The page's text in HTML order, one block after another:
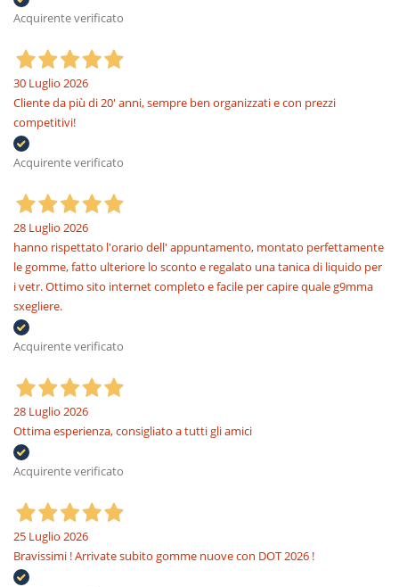
Acquirente verificato
30 Luglio 2026
Cliente da più di 20' anni, sempre ben organizzati e con prezzi
competitivi!
Acquirente verificato
28 Luglio 2026
hanno rispettato l'orario dell' appuntamento, montato perfettamente
le gomme, fatto ulteriore lo sconto e regalato una tanica di liquido per
i vetr. Ottimo sito internet completo e facile per capire quale g9mma
sxegliere.
Acquirente verificato
28 Luglio 2026
Ottima esperienza, consigliato a tutti gli amici
Acquirente verificato
25 Luglio 2026
Bravissimi ! Arrivate subito gomme nuove con DOT 2026 !